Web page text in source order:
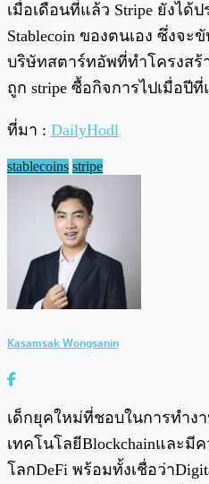
เมื่อเดือนที่แล้ว Stripe ยังได้
Stablecoin ของตนเอง ซึ่งจะ
บริษัทสตาร์ทอัพที่ทำโครงสร้
ถูก stripe ซื้อกิจการไปเมื่อปีที่
ที่มา : DailyHodl
stablecoins stripe
Kasamsak Wongsanin
เด็กยุคใหม่ที่ชอบในการทำง
เทคโนโลยีBlockchainและมี
โลกDeFi พร้อมทั้งเชื่อว่า